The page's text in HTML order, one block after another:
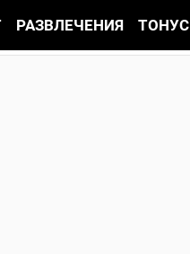
РАЗВЛЕЧЕНИЯ ТОНУС